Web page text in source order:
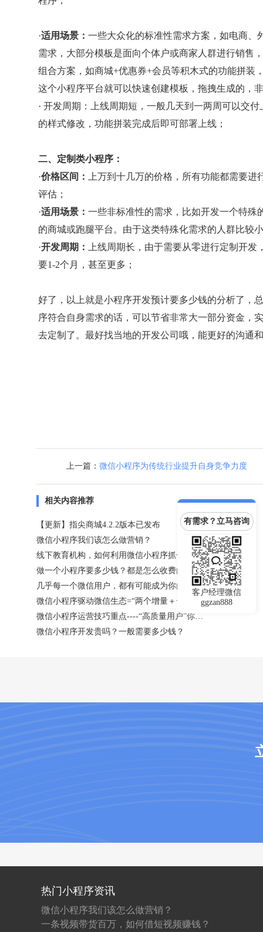
·适用场景： 一些大众化的标准性需求方案，如电商、
需求，大部分模板是面向个体户或商家人群进行销售
组合方案，如商城+优惠券+会员等积木式的功能拼装
这个小程序平台就可以快速创建模板，拖拽生成的，
· 开发周期：上线周期短，一般几天到一两周可以交
的样式修改，功能拼装完成后即可部署上线；
二、定制类小程序：
·价格区间：
上万到十几万的价格，所有功能都需要
评估；
·适用场景： 一些非标准性的需求，比如开发一个特殊
的商城或跑腿平台。由于这类特殊化需求的人群比较
·开发周期：
上线周期长，由于需要从零进行定制开
要1-2个月，甚至更多；
好了，以上就是小程序开发预计要多少钱的分析了，
序符合自身需求的话，可以节省非常大一部分资金，
去定制了。最好找当地的开发公司哦，能更好的沟通
上一篇： 微信小程序为传统行业提升自身竞争力度
相关内容推荐
【更新】指尖商城4.2.2版本已发布
微信小程序我们该怎么做营销？
线下教育机构，如何利用微信小程序抓住用户？
做一个小程序要多少钱？都是怎么收费的呢？
几乎每一个微信用户，都有可能成为你的微信小程序用户
微信小程序驱动微信生态=“两个增量＋一个变化”
微信小程序运营技巧重点----“高质量用户”你值得拥有！
微信小程序开发贵吗？一般需要多少钱？
有需求？立马咨询
客户经理微信
ggzan888
热门小程序资讯
微信小程序我们该怎么做营销？
一条视频带货百万，如何借短视频赚钱？